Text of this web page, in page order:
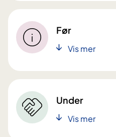
Før
Vis mer
Under
Vis mer